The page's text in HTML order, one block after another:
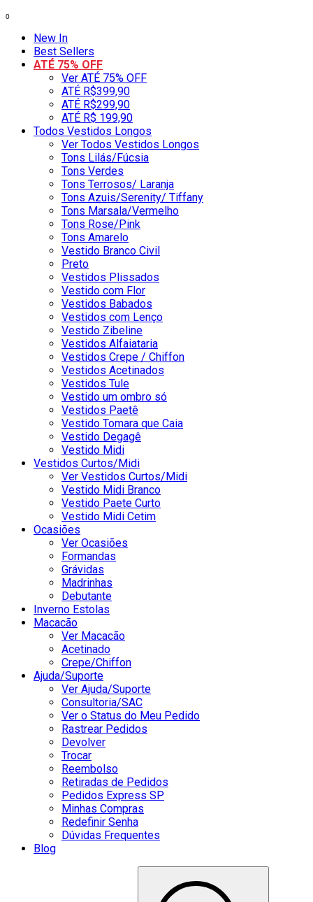
0
New In
Best Sellers
ATÉ 75% OFF
Ver ATÉ 75% OFF
ATÉ R$399,90
ATÉ R$299,90
ATÉ R$ 199,90
Todos Vestidos Longos
Ver Todos Vestidos Longos
Tons Lilás/Fúcsia
Tons Verdes
Tons Terrosos/ Laranja
Tons Azuis/Serenity/ Tiffany
Tons Marsala/Vermelho
Tons Rose/Pink
Tons Amarelo
Vestido Branco Civil
Preto
Vestidos Plissados
Vestido com Flor
Vestidos Babados
Vestidos com Lenço
Vestido Zibeline
Vestidos Alfaiataria
Vestidos Crepe / Chiffon
Vestidos Acetinados
Vestidos Tule
Vestido um ombro só
Vestidos Paetê
Vestido Tomara que Caia
Vestido Degagê
Vestido Midi
Vestidos Curtos/Midi
Ver Vestidos Curtos/Midi
Vestido Midi Branco
Vestido Paete Curto
Vestido Midi Cetim
Ocasiões
Ver Ocasiões
Formandas
Grávidas
Madrinhas
Debutante
Inverno Estolas
Macacão
Ver Macacão
Acetinado
Crepe/Chiffon
Ajuda/Suporte
Ver Ajuda/Suporte
Consultoria/SAC
Ver o Status do Meu Pedido
Rastrear Pedidos
Devolver
Trocar
Reembolso
Retiradas de Pedidos
Pedidos Express SP
Minhas Compras
Redefinir Senha
Dúvidas Frequentes
Blog